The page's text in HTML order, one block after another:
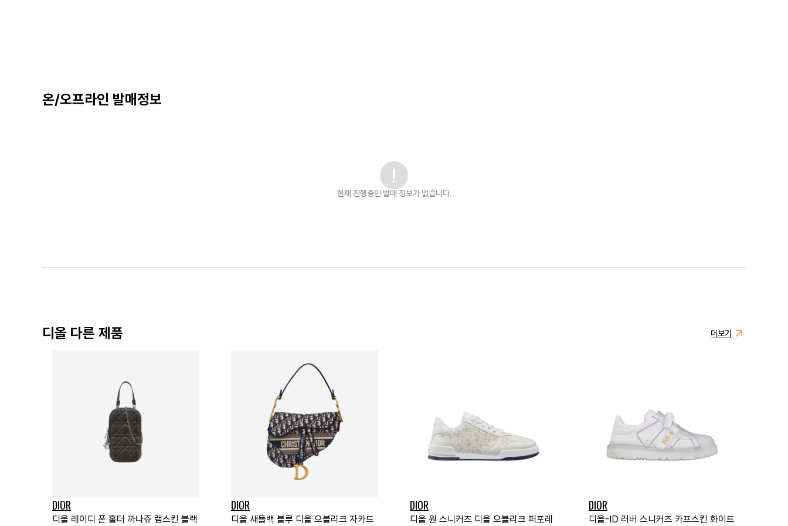
온/오프라인 발매정보
현재 진행중인 발매 정보가 없습니다.
디올 다른 제품 더보기
DIOR
디올 레이디 폰 홀더 까나쥬 램스킨 블랙
DIOR
디올 새들백 블루 디올 오블리크 자카드
DIOR
디올 원 스니커즈 디올 오블리크 퍼포레
DIOR
디올-ID 러버 스니커즈 카프스킨 화이트